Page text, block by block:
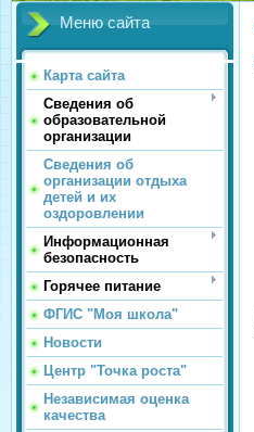
Меню сайта
Карта сайта
Сведения об
образовательной
организации
Сведения об
организации отдыха
детей и их
оздоровлении
Информационная
безопасность
Горячее питание
ФГИС "Моя школа"
Новости
Центр "Точка роста"
Независимая оценка
качества